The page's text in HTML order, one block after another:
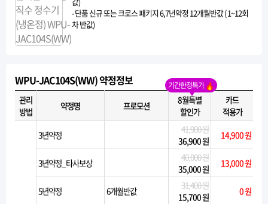
- 단품 신규 또는 크로스 패키지 6,7년약정 12개월반값 ( 1~12회
차 반값)
WPU-JAC104S(WW) 약정정보 기간한정특가
관리
방법
약정명 프로모션
8월특별
할인가
카드
적용가
3년약정
41,900 원
36,900 원
14,900 원
3년약정_타사보상
40,000 원
35,000 원
13,000 원
5년약정 6개월반값
31,400 원
15,700 원
0 원